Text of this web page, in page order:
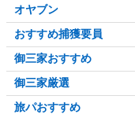
オヤブン
おすすめ捕獲要員
御三家おすすめ
御三家厳選
旅パおすすめ